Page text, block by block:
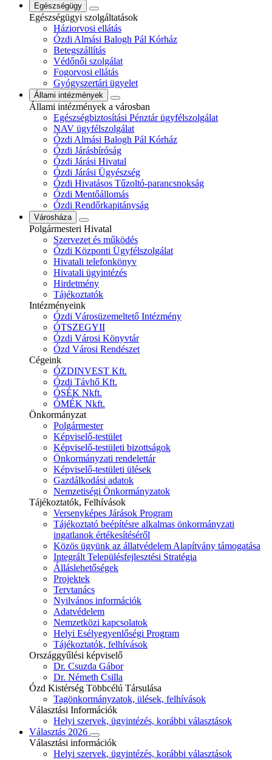
Egészségügy
Egészségügyi szolgáltatások
Háziorvosi ellátás
Ózdi Almási Balogh Pál Kórház
Betegszállítás
Védőnői szolgálat
Fogorvosi ellátás
Gyógyszertári ügyelet
Állami intézmények
Állami intézmények a városban
Egészségbiztosítási Pénztár ügyfélszolgálat
NAV ügyfélszolgálat
Ózdi Almási Balogh Pál Kórház
Ózdi Járásbíróság
Ózdi Járási Hivatal
Ózdi Járási Ügyészség
Ózdi Hivatásos Tűzoltó-parancsnokság
Ózdi Mentőállomás
Ózdi Rendőrkapitányság
Városháza
Polgármesteri Hivatal
Szervezet és működés
Ózdi Központi Ügyfélszolgálat
Hivatali telefonkönyv
Hivatali ügyintézés
Hirdetmény
Tájékoztatók
Intézményeink
Ózdi Városüzemeltető Intézmény
ÓTSZEGYII
Ózdi Városi Könyvtár
Ózd Városi Rendészet
Cégeink
ÓZDINVEST Kft.
Ózdi Távhő Kft.
ÓSÉK Nkft.
ÓMÉK Nkft.
Önkormányzat
Polgármester
Képviselő-testület
Képviselő-testületi bizottságok
Önkormányzati rendelettár
Képviselő-testületi ülések
Gazdálkodási adatok
Nemzetiségi Önkormányzatok
Tájékoztatók, Felhívások
Versenyképes Járások Program
Tájékoztató beépítésre alkalmas önkormányzati
ingatlanok értékesítéséről
Közös ügyünk az állatvédelem Alapítvány támogatása
Integrált Településfejlesztési Stratégia
Álláslehetőségek
Projektek
Tervtanács
Nyilvános információk
Adatvédelem
Nemzetközi kapcsolatok
Helyi Esélyegyenlőségi Program
Tájékoztatók, felhívások
Országgyűlési képviselő
Dr. Csuzda Gábor
Dr. Németh Csilla
Ózd Kistérség Többcélú Társulása
Tagönkormányzatok, ülések, felhívások
Választási Információk
Helyi szervek, ügyintézés, korábbi választások
Választás 2026
Választási információk
Helyi szervek, ügyintézés, korábbi választások